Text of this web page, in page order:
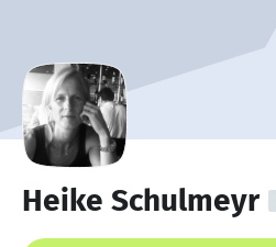
Heike Schulmeyr